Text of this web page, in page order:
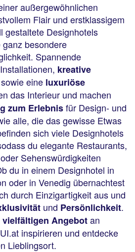
außergewöhnlichen
Flair und erstklassigem
gestaltete Designhotels
besondere
Spannende
kreative
sowie eine luxuriöse
das Interieur und machen
zum Erlebnisfür Design- und
alle, die das gewisse Etwas
sich viele Designhotels
du elegante Restaurants,
Sehenswürdigkeiten
du in einem Designhotel in
oder in Venedig übernachtest
durch Einzigartigkeit aus und
und Persönlichkeit.
vielfältigen Angebotan
inspirieren und entdecke
Lieblingsort.